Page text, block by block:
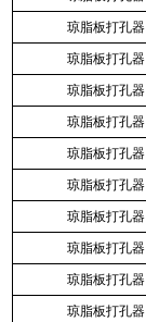
琼脂板打孔器
琼脂板打孔器
琼脂板打孔器
琼脂板打孔器
琼脂板打孔器
琼脂板打孔器
琼脂板打孔器
琼脂板打孔器
琼脂板打孔器
琼脂板打孔器